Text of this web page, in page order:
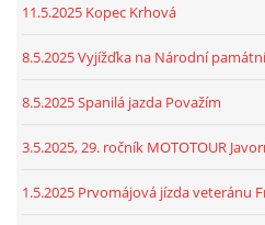
11.5.2025 Kopec Krhová
8.5.2025 Vyjížďka na Národní
8.5.2025 Spanilá jazda Považím
3.5.2025, 29. ročník MOTOTOUR
1.5.2025 Prvomájová jízda veteránu